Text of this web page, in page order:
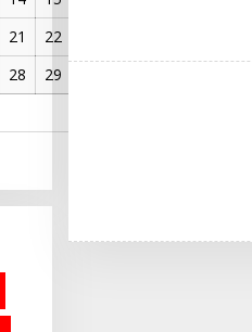
21
22
28
29